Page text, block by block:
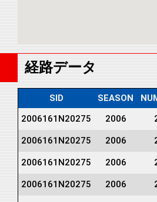
経路データ
SID SEASON
2006161N20275
2006
2006161N20275 2006
2006161N20275 2006
2006161N20275 2006